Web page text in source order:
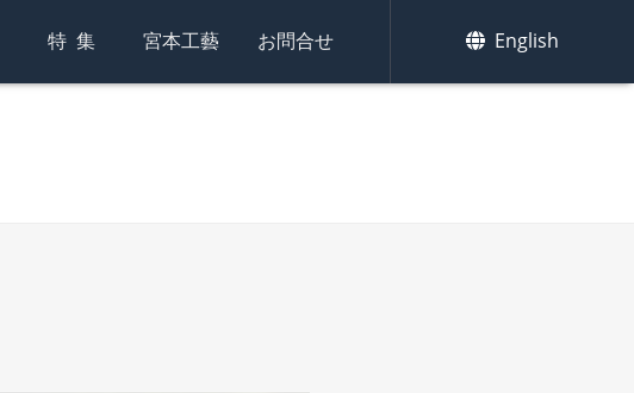
特集 宮本工藝 お問合せ English